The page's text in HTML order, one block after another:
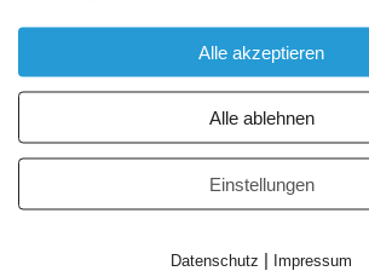
Alle akzeptieren
Alle ablehnen
Einstellungen
Datenschutz | Impressum